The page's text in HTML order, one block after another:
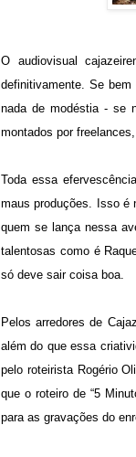
O audiovisual
definitivamente. Se
nada de modéstia - se
montados por
Toda essa
maus produções. Isso é
quem se lança nessa
talentosas como é
só deve sair coisa boa.
Pelos arredores de
além do que essa
pelo roteirista Rogério
que o roteiro de “5
para as gravações do